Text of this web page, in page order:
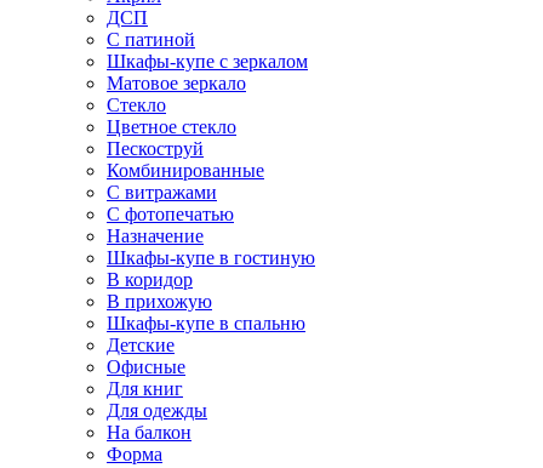
ДСП
С патиной
Шкафы-купе с зеркалом
Матовое зеркало
Стекло
Цветное стекло
Пескоструй
Комбинированные
С витражами
С фотопечатью
Назначение
Шкафы-купе в гостиную
В коридор
В прихожую
Шкафы-купе в спальню
Детские
Офисные
Для книг
Для одежды
На балкон
Форма